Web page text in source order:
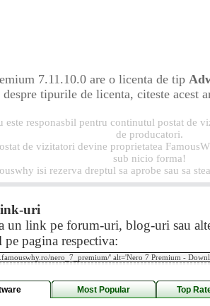
7.11.10.0 are o licenta de tip
tipurile de licenta, citeste acest
este responasbil pentru continutul postat de
de producatori.
de vizitatori devine proprietatea
sub nicio forma!
isi rezerva dreptul sa aprobe sau sa
uri
un link pe forum-uri, blog-uri sau
pagina respectiva:
Most Popular Top